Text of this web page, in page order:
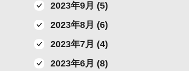
2023年9月 (5)
2023年8月 (6)
2023年7月 (4)
2023年6月 (8)